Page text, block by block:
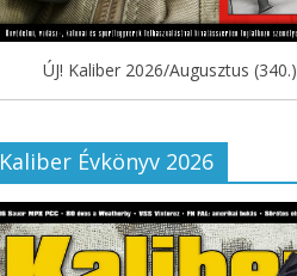
ÚJ! Kaliber 2026/Augusztus (340.)
Kaliber Évkönyv 2026